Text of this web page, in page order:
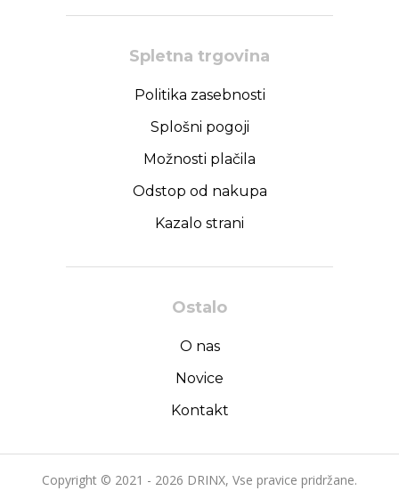
Spletna trgovina
Politika zasebnosti
Splošni pogoji
Možnosti plačila
Odstop od nakupa
Kazalo strani
Ostalo
O nas
Novice
Kontakt
Copyright © 2021 - 2026 DRINX, Vse pravice pridržane.